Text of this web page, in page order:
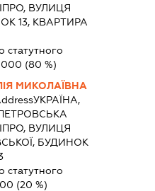
ВУЛИЦЯ
13, КВАРТИРА
статутного
(80 %)
МИКОЛАЇВНА
УКРАЇНА,
ВУЛИЦЯ
БУДИНОК
статутного
(20 %)